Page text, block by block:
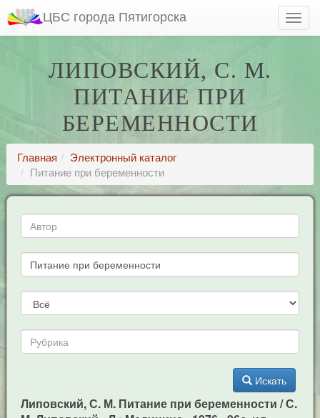
ЦБС города Пятигорска
ЛИПОВСКИЙ, С. М.
ПИТАНИЕ ПРИ
БЕРЕМЕННОСТИ
Главная
Электронный каталог
Питание при беременности
Искать
Липовский, С. М. Питание при беременности / С.